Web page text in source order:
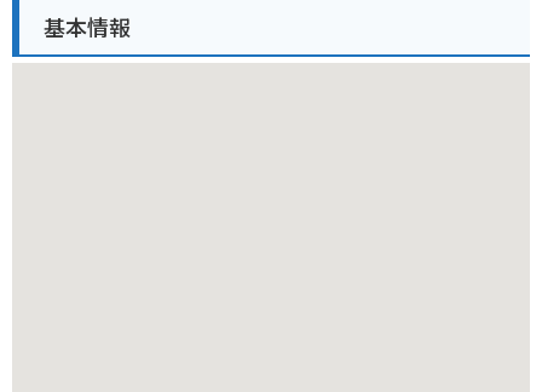
車できます。ツーリングの休憩に立ち寄り、北海道の雄大な自
然を感じながら、温かいお茶と共にかるかん饅頭を味わってみ
基本情報